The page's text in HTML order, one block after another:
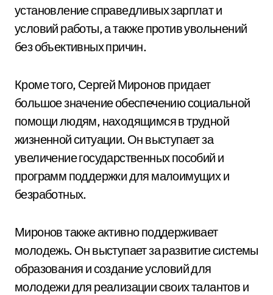
установление справедливых зарплат и
условий работы, а также против увольнений
без объективных причин.
Кроме того, Сергей Миронов придает
большое значение обеспечению социальной
помощи людям, находящимся в трудной
жизненной ситуации. Он выступает за
увеличение государственных пособий и
программ поддержки для малоимущих и
безработных.
Миронов также активно поддерживает
молодежь. Он выступает за развитие системы
образования и создание условий для
молодежи для реализации своих талантов и